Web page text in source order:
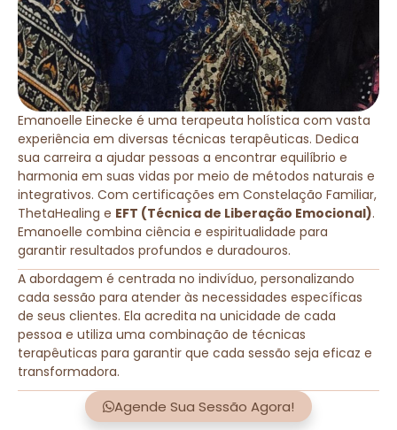
Emanoelle Einecke é uma terapeuta holística com vasta
experiência em diversas técnicas terapêuticas. Dedica
sua carreira a ajudar pessoas a encontrar equilíbrio e
harmonia em suas vidas por meio de métodos naturais e
integrativos. Com certificações em Constelação Familiar,
ThetaHealing e EFT (Técnica de Liberação Emocional).
Emanoelle combina ciência e espiritualidade para
garantir resultados profundos e duradouros.
A abordagem é centrada no indivíduo, personalizando
cada sessão para atender às necessidades específicas
de seus clientes. Ela acredita na unicidade de cada
pessoa e utiliza uma combinação de técnicas
terapêuticas para garantir que cada sessão seja eficaz e
transformadora.
Agende Sua Sessão Agora!